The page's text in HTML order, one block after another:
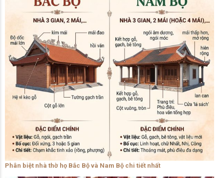
Phân biệt nhà thờ họ Bắc Bộ và Nam Bộ chi tiết nhất